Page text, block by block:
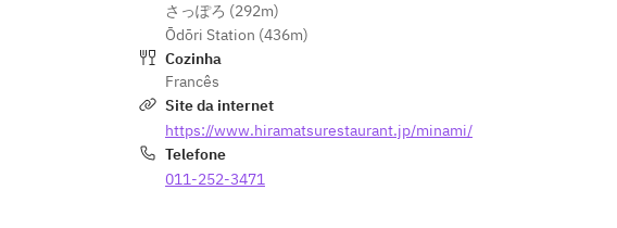
さっぽろ (292m)
Ōdōri Station (436m)
Cozinha
Francês
Site da internet
https://www.hiramatsurestaurant.jp/minami/
Telefone
011-252-3471